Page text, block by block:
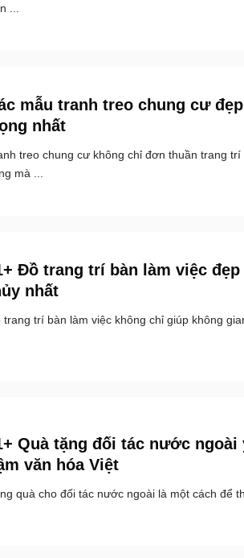
...
mẫu tranh treo chung cư
nhất
treo chung cư không chỉ đơn thuần trang trí
mà ...
Đồ trang trí bàn làm việc đẹp
nhất
trang trí bàn làm việc không chỉ giúp không
Quà tặng đối tác nước ngoài
văn hóa Việt
quà cho đối tác nước ngoài là một cách để